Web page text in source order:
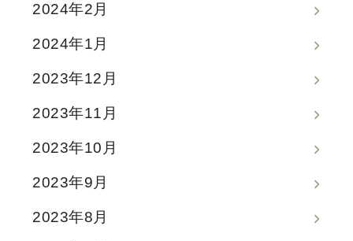
2024年2月
2024年1月
2023年12月
2023年11月
2023年10月
2023年9月
2023年8月